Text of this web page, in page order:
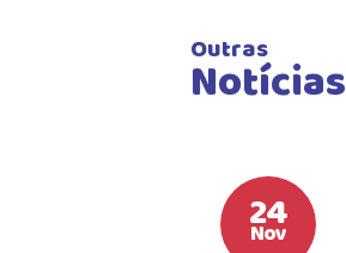
Outras
Notícias
24
Nov